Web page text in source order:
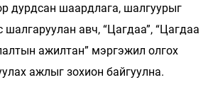
дурдсан шаардлага, шалгуурыг
шалгаруулан авч, “Цагдаа”, “Цагдаа
ажилтан” мэргэжил олгох
ажлыг зохион байгуулна.